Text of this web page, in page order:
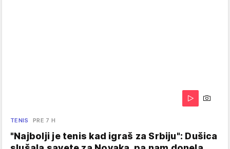
TENIS PRE 7 H
"Najbolji je tenis kad igraš za Srbiju": Dušica